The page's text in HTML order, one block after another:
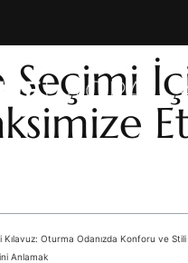
Seçimi
Oturma Odanızda Konforu ve
Anlamak